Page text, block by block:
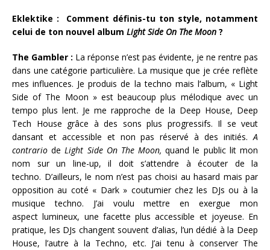
Eklektike :
Comment définis-tu ton style, notamment
celui de ton nouvel album Light Side On The Moon ?
The Gambler : La réponse n’est pas évidente, je ne rentre pas
dans une catégorie particulière. La musique que je crée reflète
mes influences. Je produis de la techno mais l’album, « Light
Side of The Moon » est beaucoup plus mélodique avec un
tempo plus lent. Je me rapproche de la Deep House, Deep
Tech House grâce à des sons plus progressifs. Il se veut
dansant et accessible et non pas réservé à des initiés.A
contrario deLight Side On The Moon,quand le public lit mon
nom sur un line-up, il doit s’attendre à écouter de la
techno. D’ailleurs, le nom n’est pas choisi au hasard mais par
opposition au coté « Dark » coutumier chez les DJs ou à la
musique techno. J’ai voulu mettre en exergue mon
aspect lumineux, une facette plus accessible et joyeuse. En
pratique, les DJs changent souvent d’alias, l’un dédié à la Deep
House, l’autre à la Techno, etc. J’ai tenu à conserver The